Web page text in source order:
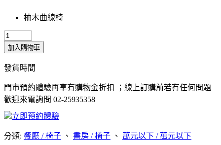
柚木曲線椅
加入購物車
發貨時間
門市預約體驗再享有購物金折扣 ；線上訂購前若有任何問題
歡迎來電詢問 02-25935358
立即預約體驗
分類: 餐廳 / 椅子 、 書房 / 椅子 、 萬元以下 / 萬元以下